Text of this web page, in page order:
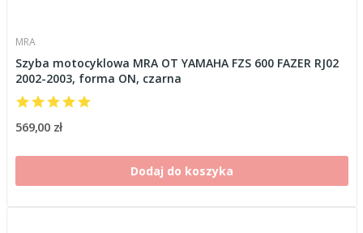
MRA
Szyba motocyklowa MRA OT YAMAHA FZS 600 FAZER RJ02
2002-2003, forma ON, czarna
569,00 zł
Dodaj do koszyka